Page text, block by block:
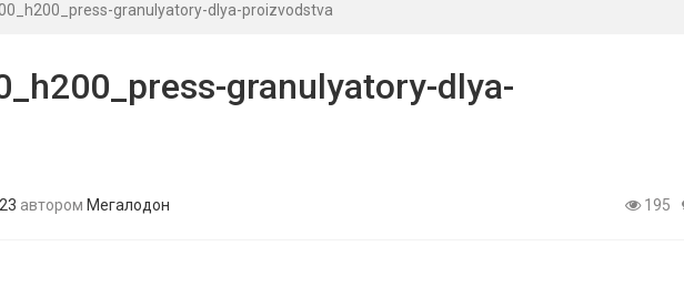
granulyatory-dlya-proizvodstva
granulyatory-dlya-
автором Мегалодон 195